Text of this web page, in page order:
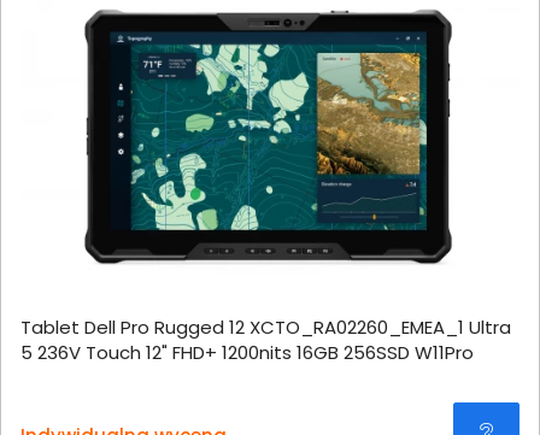
Tablet Dell Pro Rugged 12 XCTO_RA02260_EMEA_1 Ultra
5 236V Touch 12" FHD+ 1200nits 16GB 256SSD W11Pro